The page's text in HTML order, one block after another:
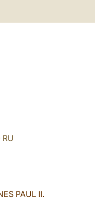
RU
PAUL II.